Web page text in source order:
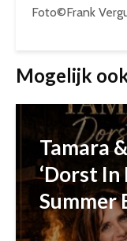
Foto©Frank
Mogelijk
Tamara
‘Dorst In
Summer